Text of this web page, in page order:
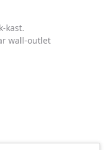
kast.
wall-outlet